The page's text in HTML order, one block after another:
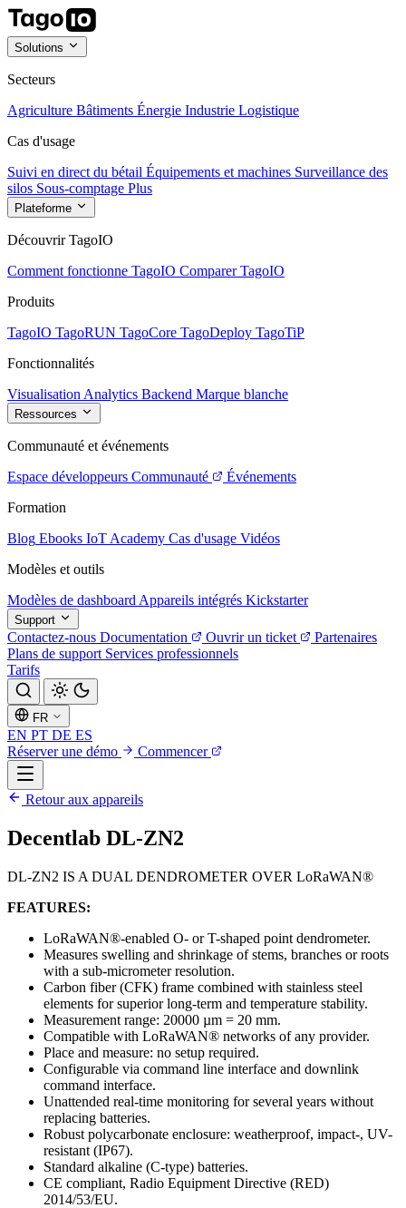
Solutions
Secteurs
Agriculture Bâtiments Énergie Industrie Logistique
Cas d'usage
Suivi en direct du bétail Équipements et machines Surveillance des
silos Sous-comptage Plus
Plateforme
Découvrir TagoIO
Comment fonctionne TagoIO Comparer TagoIO
Produits
TagoIO TagoRUN TagoCore TagoDeploy TagoTiP
Fonctionnalités
Visualisation Analytics Backend Marque blanche
Ressources
Communauté et événements
Espace développeurs Communauté
Événements
Formation
Blog Ebooks IoT Academy Cas d'usage Vidéos
Modèles et outils
Modèles de dashboard Appareils intégrés Kickstarter
Support
Contactez-nous Documentation Ouvrir un ticket
Partenaires
Plans de support Services professionnels
Tarifs
FR
EN PT DE ES
Réserver une démo
Commencer
Retour aux appareils
Decentlab DL-ZN2
DL-ZN2 IS A DUAL DENDROMETER OVER LoRaWAN®
FEATURES:
LoRaWAN®-enabled O- or T-shaped point dendrometer.
Measures swelling and shrinkage of stems, branches or roots
with a sub-micrometer resolution.
Carbon fiber (CFK) frame combined with stainless steel
elements for superior long-term and temperature stability.
Measurement range: 20000 µm = 20 mm.
Compatible with LoRaWAN® networks of any provider.
Place and measure: no setup required.
Configurable via command line interface and downlink
command interface.
Unattended real-time monitoring for several years without
replacing batteries.
Robust polycarbonate enclosure: weatherproof, impact-, UV-
resistant (IP67).
Standard alkaline (C-type) batteries.
CE compliant, Radio Equipment Directive (RED)
2014/53/EU.